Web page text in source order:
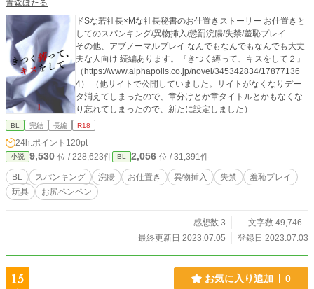
青森ほたる
ドSな若社長×Mな社長秘書のお仕置きストーリー お仕置きと
してのスパンキング/異物挿入/懲罰浣腸/失禁/羞恥プレイ……
その他、アブノーマルプレイ なんでもなんでもなんでも大丈
夫な人向け 続編あります。『きつく縛って、キスをして２』
（https://www.alphapolis.co.jp/novel/345342834/17877136
4） （他サイトで公開していました。サイトがなくなりデー
タ消えてしまったので、章分けとか章タイトルとかもなくな
り忘れてしまったので、新たに設定しました）
BL 完結 長編 R18
24h.ポイント 120pt
小説 9,530 位 / 228,623件 BL 2,056 位 / 31,391件
BL スパンキング 浣腸 お仕置き 異物挿入 失禁
羞恥プレイ
玩具
お尻ペンペン
感想数 3
文字数 49,746
最終更新日 2023.07.05
登録日 2023.07.03
15 お気に入り追加 0